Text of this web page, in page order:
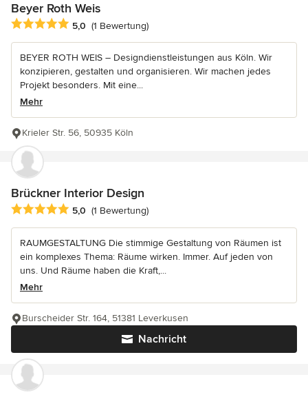
Beyer Roth Weis
Durchschnittliche Bewertung: 5 von 5 Sternen
5,0 (1 Bewertung)
BEYER ROTH WEIS – Designdienstleistungen aus Köln. Wir
konzipieren, gestalten und organisieren. Wir machen jedes
Projekt besonders. Mit eine...
Mehr
Krieler Str. 56, 50935 Köln
Brückner Interior Design
Durchschnittliche Bewertung: 5 von 5 Sternen
5,0 (1 Bewertung)
RAUMGESTALTUNG Die stimmige Gestaltung von Räumen ist
ein komplexes Thema: Räume wirken. Immer. Auf jeden von
uns. Und Räume haben die Kraft,...
Mehr
Nachricht
Burscheider Str. 164, 51381 Leverkusen